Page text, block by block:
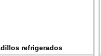
refrigerados